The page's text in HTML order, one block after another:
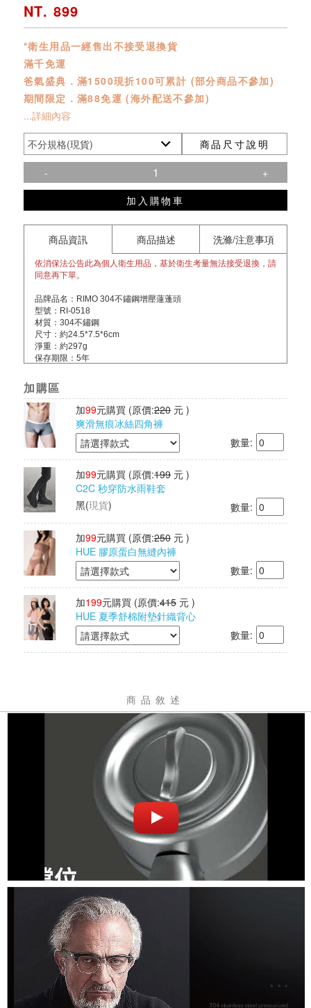
NT. 899
*衛生用品一經售出不接受退換貨
滿千免運
爸氣盛典．滿1500現折100可累計 (部分商品不參加)
期間限定．滿88免運 (海外配送不參加)
...詳細內容
商品尺寸說明
-
+
加入購物車
商品資訊 商品描述 洗滌/注意事項
依消保法公告此為個人衛生用品，基於衛生考量無法接受退換，請
同意再下單。
品牌品名：RIMO 304不鏽鋼增壓蓮蓬頭
型號：RI-0518
材質：304不鏽鋼
尺寸：約24.5*7.5*6cm
淨重：約297g
保存期限：5年
產地：中國製造/台灣監製
保固：主商品非人為損壞保固一年，贈品配件不在保固範圍內(維
修需自行負擔來回運費)
加購區
加99元購買 (原價:220 元 )
爽滑無痕冰絲四角褲
數量:
加99元購買 (原價:199 元 )
C2C 秒穿防水雨鞋套
黑(現貨) 數量:
加99元購買 (原價:250 元 )
HUE 膠原蛋白無縫內褲
數量:
加199元購買 (原價:415 元 )
HUE 夏季舒棉附墊針織背心
數量:
商品敘述